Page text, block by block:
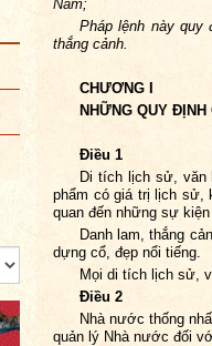
Nam;
Pháp lệnh này quy
thắng cảnh.
CHƯƠNG I
NHỮNG QUY ĐỊNH
Điều 1
Di tích lịch sử, văn
phẩm có giá trị lịch sử,
quan đến những sự
Danh lam, thắng
dựng cổ, đẹp nổi tiếng.
Mọi di tích lịch sử,
Điều 2
Nhà nước thống
quản lý Nhà nước đối